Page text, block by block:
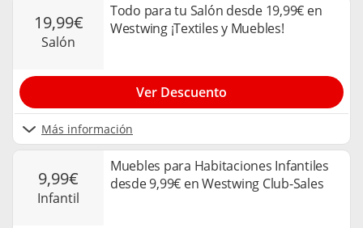
19,99€
salón
Todo para tu Salón desde 19,99€ en
Westwing ¡Textiles y Muebles!
Más información
Ver Descuento
9,99€
infantil
Muebles para Habitaciones Infantiles
desde 9,99€ en Westwing Club-Sales